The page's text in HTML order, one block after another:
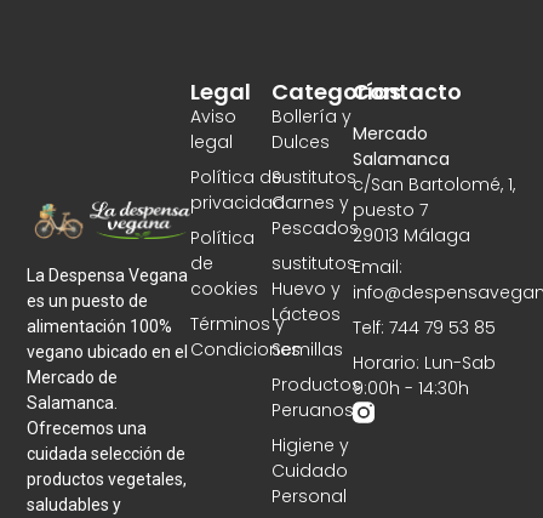
La Despensa Vegana
es un puesto de
alimentación 100%
vegano ubicado en el
Mercado de
Salamanca.
Ofrecemos una
cuidada selección de
productos vegetales,
saludables y
Categorías
Bollería y
Dulces
Sustitutos
Carnes y
Pescados
sustitutos
Huevo y
Lácteos
Semillas
Productos
Peruanos
Higiene y
Cuidado
Personal
Legal
Aviso
legal
Política de
privacidad
Política
de
cookies
Términos y
Condiciones
Contacto
Mercado
Salamanca
c/San Bartolomé, 1,
puesto 7
29013 Málaga
Email:
Telf: 744 79 53 85
Horario: Lun-Sab
9:00h - 14:30h